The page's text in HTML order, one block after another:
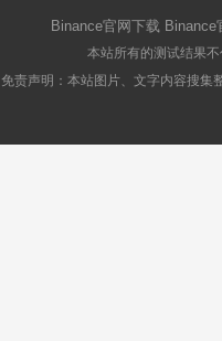
Binance官网下载 Binance
本站所有的测试结果
免责声明：本站图片、文字内容搜集